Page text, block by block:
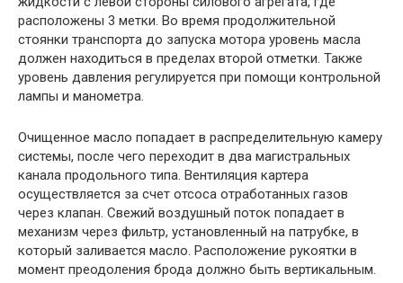
расположены 3 метки. Во время продолжительной
стоянки транспорта до запуска мотора уровень масла
должен находиться в пределах второй отметки. Также
уровень давления регулируется при помощи контрольной
лампы и манометра.
Очищенное масло попадает в распределительную камеру
системы, после чего переходит в два магистральных
канала продольного типа. Вентиляция картера
осуществляется за счет отсоса отработанных газов
через клапан. Свежий воздушный поток попадает в
механизм через фильтр, установленный на патрубке, в
который заливается масло. Расположение рукоятки в
момент преодоления брода должно быть вертикальным.